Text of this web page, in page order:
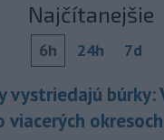
Najčítanejšie
6h 24h 7d
vystriedajú búrky:
viacerých okresoch